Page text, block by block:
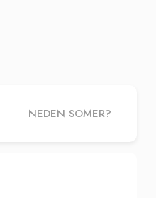
NEDEN SOMER?